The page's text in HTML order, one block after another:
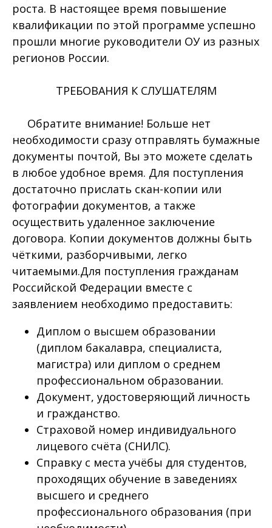
роста. В настоящее время повышение
квалификации по этой программе успешно
прошли многие руководители ОУ из разных
регионов России.
ТРЕБОВАНИЯ К СЛУШАТЕЛЯМ
Обратите внимание! Больше нет
необходимости сразу отправлять бумажные
документы почтой, Вы это можете сделать
в любое удобное время. Для поступления
достаточно прислать скан-копии или
фотографии документов, а также
осуществить удаленное заключение
договора. Копии документов должны быть
чёткими, разборчивыми, легко
читаемыми.Для поступления гражданам
Российской Федерации вместе с
заявлением необходимо предоставить:
Диплом о высшем образовании
(диплом бакалавра, специалиста,
магистра) или диплом о среднем
профессиональном образовании.
Документ, удостоверяющий личность
и гражданство.
Страховой номер индивидуального
лицевого счёта (СНИЛС).
Справку с места учёбы для студентов,
проходящих обучение в заведениях
высшего и среднего
профессионального образования (при